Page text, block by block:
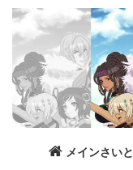
メインさいと